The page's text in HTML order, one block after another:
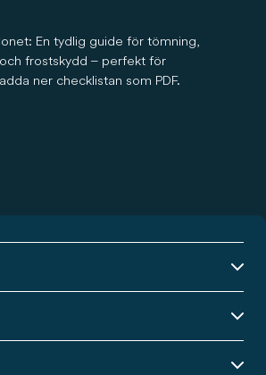
En tydlig guide för tömning,
frostskydd – perfekt för
ner checklistan som PDF.